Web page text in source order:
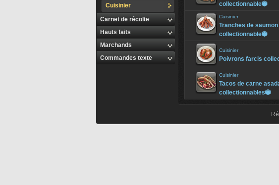
Cuisinier
Carnet de récolte
Hauts faits
Marchands
Commandes texte
collectionnable
Cuisinier
Tranches de
collectionnable
Cuisinier
Poivrons farcis
Cuisinier
Tacos de carne
collectionnables